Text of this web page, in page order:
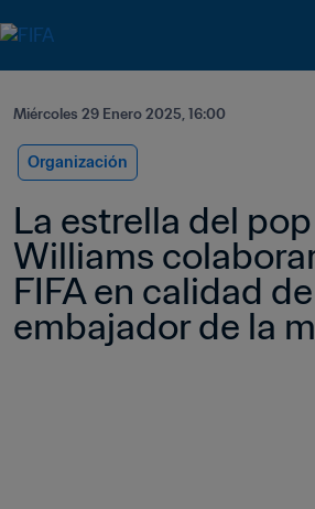
Miércoles 29 Enero 2025, 16:00
Organización
La estrella del
Williams
FIFA en calidad de
embajador de la